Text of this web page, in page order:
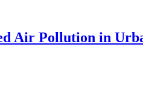
Air Pollution in